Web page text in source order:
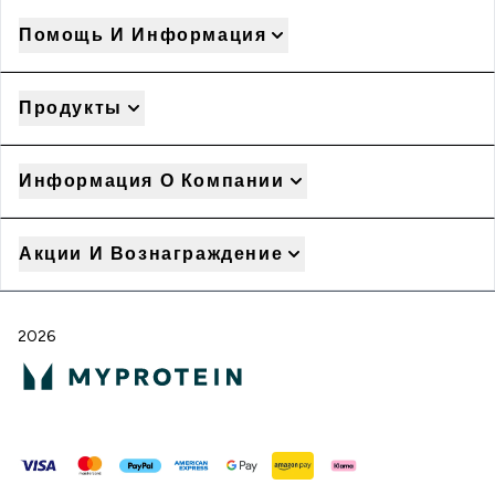
Помощь И Информация
Продукты
Информация О Компании
Акции И Вознаграждение
2026